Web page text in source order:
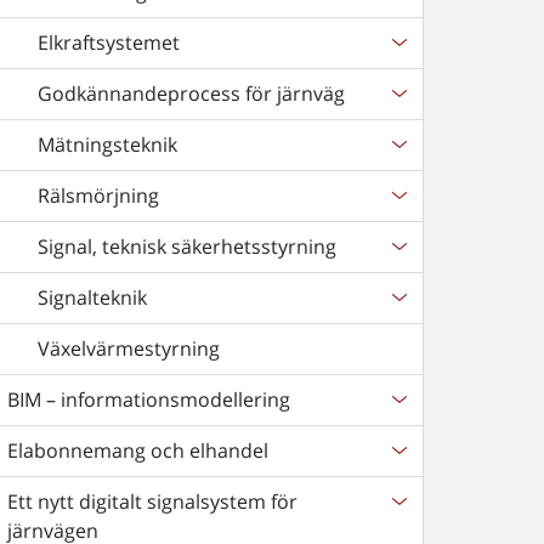
Elkraftsystemet
Godkännandeprocess för järnväg
Mätningsteknik
Rälsmörjning
Signal, teknisk säkerhetsstyrning
Signalteknik
Växelvärmestyrning
BIM – informationsmodellering
Elabonnemang och elhandel
Ett nytt digitalt signalsystem för
järnvägen